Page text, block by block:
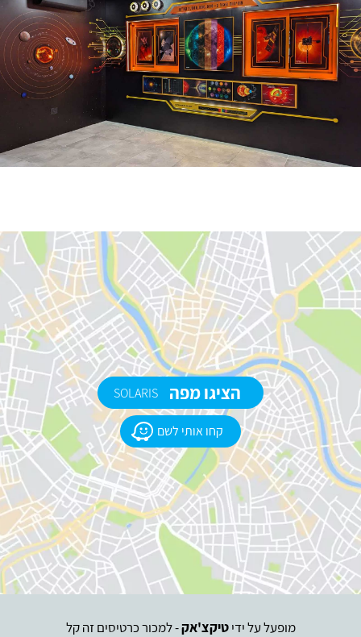
קחו אותי לשם
הציגו מפה SOLARIS
מופעל על ידיטיקצ'אק- למכור כרטיסים זה קל